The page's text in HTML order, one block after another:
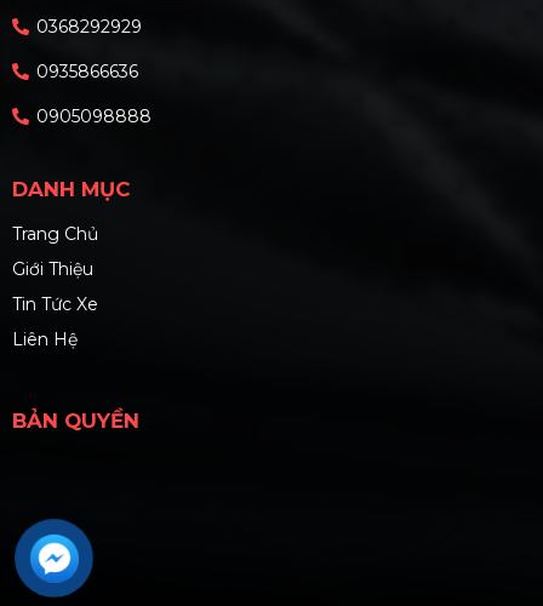
0368292929
0935866636
0905098888
DANH MỤC
Trang Chủ
Giới Thiệu
Tin Tức Xe
Liên Hệ
BẢN QUYỀN